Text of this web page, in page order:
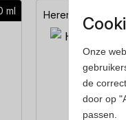
ml Heren parfum
Onze
de
door op
passen.